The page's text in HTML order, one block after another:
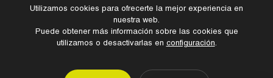
Utilizamos cookies para ofrecerte la mejor experiencia en
nuestra web.
Puede obtener más información sobre las cookies que
utilizamos o desactivarlas en configuración.